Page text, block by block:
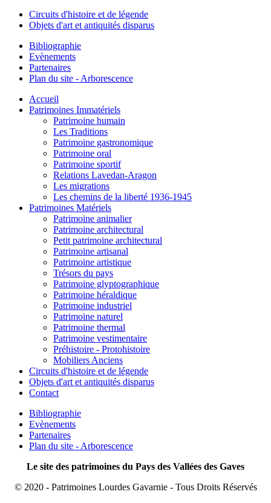
Circuits d'histoire et de légende
Objets d'art et antiquités disparus
Bibliographie
Evènements
Partenaires
Plan du site - Arborescence
Accueil
Patrimoines Immatériels
Patrimoine humain
Les Traditions
Patrimoine gastronomique
Patrimoine oral
Patrimoine sportif
Relations Lavedan-Aragon
Les migrations
Les chemins de la liberté 1936-1945
Patrimoines Matériels
Patrimoine animalier
Patrimoine architectural
Petit patrimoine architectural
Patrimoine artisanal
Patrimoine artistique
Trésors du pays
Patrimoine glyptographique
Patrimoine héraldique
Patrimoine industriel
Patrimoine naturel
Patrimoine thermal
Patrimoine vestimentaire
Préhistoire - Protohistoire
Mobiliers Anciens
Circuits d'histoire et de légende
Objets d'art et antiquités disparus
Contact
Bibliographie
Evènements
Partenaires
Plan du site - Arborescence
Le site des patrimoines du Pays des Vallées des Gaves
© 2020 - Patrimoines Lourdes Gavarnie - Tous Droits Réservés